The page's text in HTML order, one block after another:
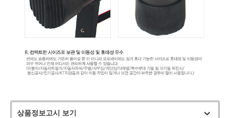
상품정보고시 보기